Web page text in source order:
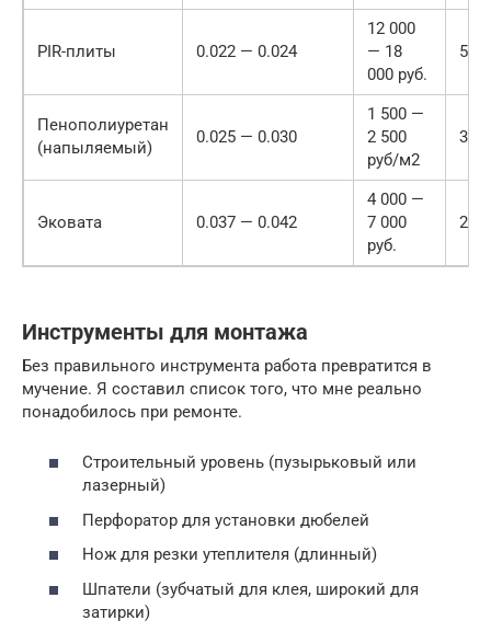
PIR-плиты 0.022 — 0.024
12 000
— 18
000 руб.
50
Пенополиуретан
(напыляемый)
0.025 — 0.030
1 500 —
2 500
руб/м2
30
Эковата 0.037 — 0.042
4 000 —
7 000
руб.
25
Инструменты для монтажа
Без правильного инструмента работа превратится в
мучение. Я составил список того, что мне реально
понадобилось при ремонте.
Строительный уровень (пузырьковый или
лазерный)
Перфоратор для установки дюбелей
Нож для резки утеплителя (длинный)
Шпатели (зубчатый для клея, широкий для
затирки)